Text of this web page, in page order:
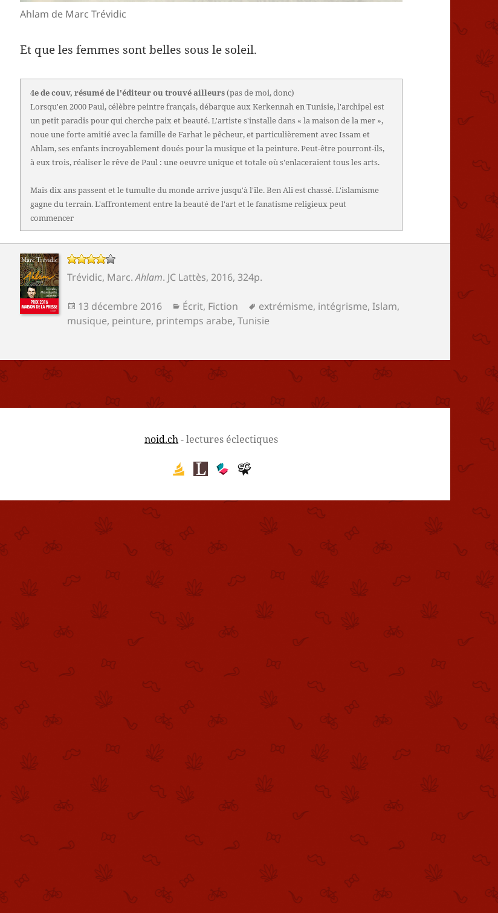
Ahlam de Marc Trévidic
Et que les femmes sont belles sous le soleil.
4e de couv, résumé de l'éditeur ou trouvé ailleurs(pas de moi, donc)
Lorsqu'en 2000 Paul, célèbre peintre français, débarque aux Kerkennah en Tunisie, l'archipel est
un petit paradis pour qui cherche paix et beauté. L'artiste s'installe dans « la maison de la mer »,
noue une forte amitié avec la famille de Farhat le pêcheur, et particulièrement avec Issam et
Ahlam, ses enfants incroyablement doués pour la musique et la peinture. Peut-être pourront-ils,
à eux trois, réaliser le rêve de Paul : une oeuvre unique et totale où s'enlaceraient tous les arts.
Mais dix ans passent et le tumulte du monde arrive jusqu'à l'île. Ben Ali est chassé. L'islamisme
gagne du terrain. L'affrontement entre la beauté de l'art et le fanatisme religieux peut
commencer
Trévidic, Marc.Ahlam. JC Lattès, 2016, 324p.
Publié
le
13 décembre 2016 Catégories
Écrit, Fiction
Mots-
clés
extrémisme, intégrisme, Islam,
musique, peinture, printemps arabe, Tunisie
noid.ch- lectures éclectiques